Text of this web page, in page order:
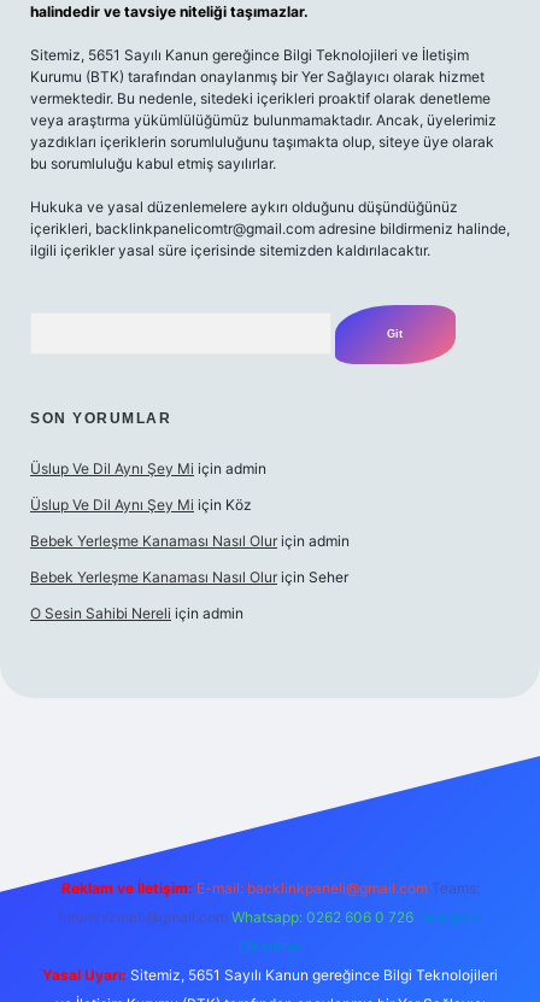
halindedir ve tavsiye niteliği taşımazlar.
Sitemiz, 5651 Sayılı Kanun gereğince Bilgi Teknolojileri ve İletişim
Kurumu (BTK) tarafından onaylanmış bir Yer Sağlayıcı olarak hizmet
vermektedir. Bu nedenle, sitedeki içerikleri proaktif olarak denetleme
veya araştırma yükümlülüğümüz bulunmamaktadır. Ancak, üyelerimiz
yazdıkları içeriklerin sorumluluğunu taşımakta olup, siteye üye olarak
bu sorumluluğu kabul etmiş sayılırlar.
Hukuka ve yasal düzenlemelere aykırı olduğunu düşündüğünüz
içerikleri, backlinkpanelicomtr@gmail.com adresine bildirmeniz halinde,
ilgili içerikler yasal süre içerisinde sitemizden kaldırılacaktır.
SON YORUMLAR
Üslup Ve Dil Aynı Şey Mi için admin
Üslup Ve Dil Aynı Şey Mi için Köz
Bebek Yerleşme Kanaması Nasıl Olur için admin
Bebek Yerleşme Kanaması Nasıl Olur için Seher
O Sesin Sahibi Nereli için admin
Reklam ve İletişim: E-mail: backlinkpaneli@gmail.com Teams:
forumhizmeti@gmail.com Whatsapp: 0262 606 0 726 Telegram:
@karabul
Yasal Uyarı: Sitemiz, 5651 Sayılı Kanun gereğince Bilgi Teknolojileri